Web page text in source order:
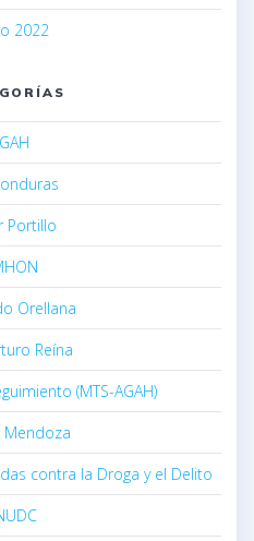
2022
Portillo
Orellana
Reína
(MTS-AGAH)
Mendoza
contra la Droga y el Delito